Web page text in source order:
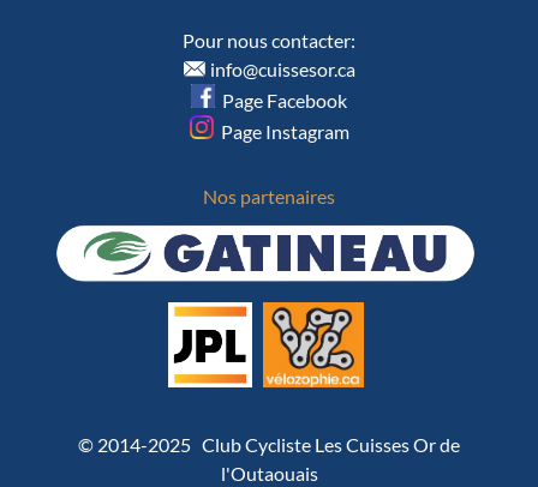
Nos partenaires
© 2014-2025 Club Cycliste Les Cuisses Or de
l'Outaouais
Pour nous contacter:
info@cuissesor.ca
Page Facebook
Page Instagram